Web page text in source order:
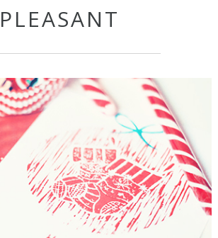
PLEASANT